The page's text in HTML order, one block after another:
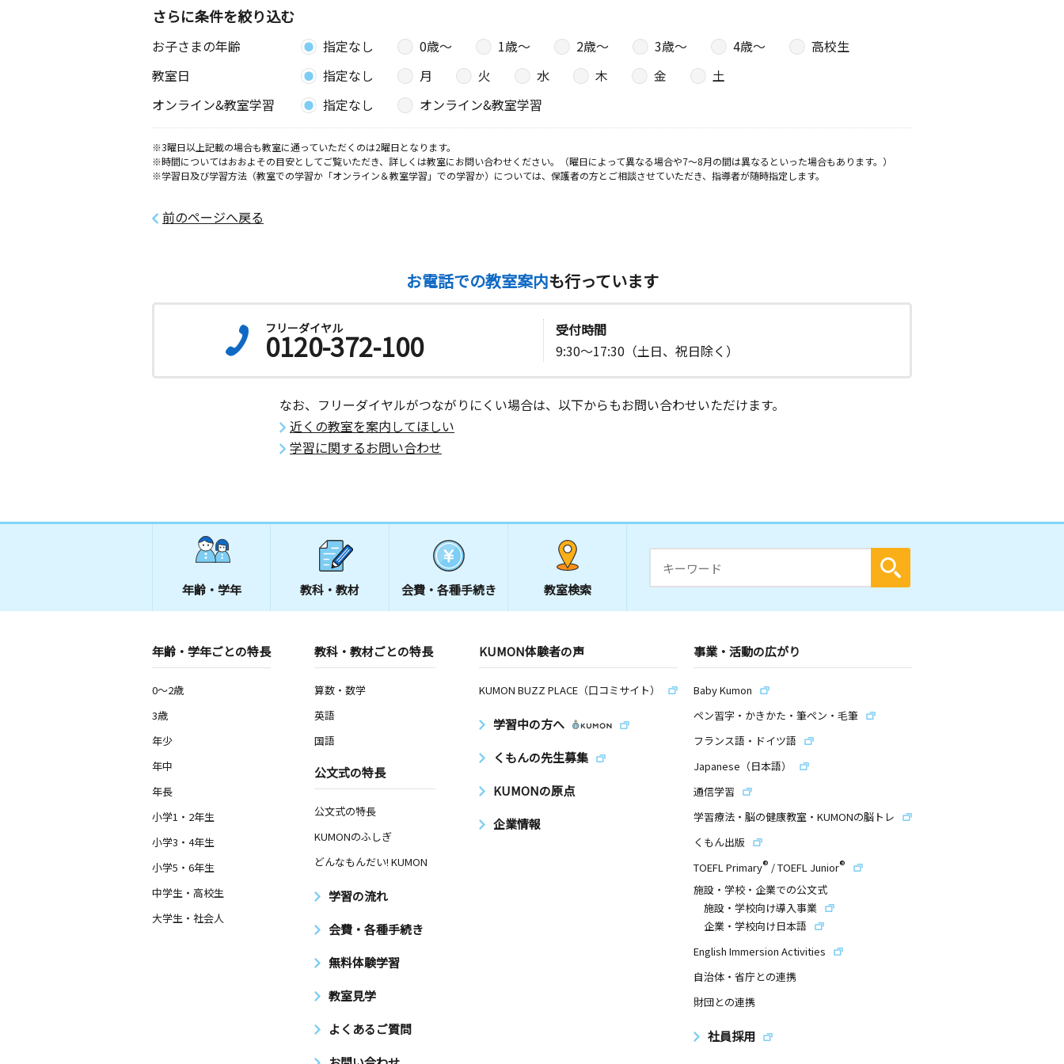
さらに条件を絞り込む
お子さまの年齢 指定なし 0歳〜 1歳〜 2歳〜 3歳〜 4歳〜
高校生
教室日
指定なし 月 火 水 木 金
土
オンライン&教室学習
指定なし オンライン&教室学習
※3曜日以上記載の場合も教室に通っていただくのは2曜日となります。
※時間についてはおおよその目安としてご覧いただき、詳しくは教室にお問い合わせください。（曜日によって異なる場合や7～8月の間は異なるといった場合もあります。）
※学習日及び学習方法（教室での学習か「オンライン＆教室学習」での学習か）については、保護者の方とご相談させていただき、指導者が随時指定します。
前のページへ戻る
お電話での教室案内も行っています
フリーダイヤル
0120-372-100
受付時間
9:30～17:30（土日、祝日除く）
なお、フリーダイヤルがつながりにくい場合は、以下からもお問い合わせいただけます。
近くの教室を案内してほしい
学習に関するお問い合わせ
年齢・学年 教科・教材 会費・ 各種手続き 教室検索
年齢・学年ごとの特長
0～2歳
3歳
年少
年中
年長
小学1・2年生
小学3・4年生
小学5・6年生
中学生・高校生
大学生・社会人
教科・教材ごとの特長
算数・数学
英語
国語
公文式の特長
公文式の特長
KUMONのふしぎ
どんなもんだい! KUMON
学習の流れ
会費・各種手続き
無料体験学習
教室見学
よくあるご質問
KUMON体験者の声
KUMON BUZZ PLACE（口コミサイト）
学習中の方へ
くもんの先生募集
KUMONの原点
企業情報
事業・活動の広がり
Baby Kumon
ペン習字・かきかた・筆ペン・毛筆
フランス語・ドイツ語
Japanese（日本語）
通信学習
学習療法・脳の健康教室・KUMONの脳トレ
くもん出版
TOEFL Primary® /TOEFL Junior®
施設・学校・企業での公文式
施設・学校向け導入事業
企業・学校向け日本語
English Immersion Activities
自治体・省庁との連携
財団との連携
社員採用